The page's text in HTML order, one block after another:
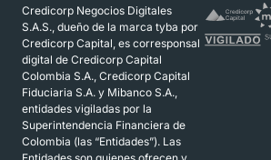
Credicorp Negocios Digitales
S.A.S., dueño de la marca tyba por
Credicorp Capital, es corresponsal
digital de Credicorp Capital
Colombia S.A., Credicorp Capital
Fiduciaria S.A. y Mibanco S.A.,
entidades vigiladas por la
Superintendencia Financiera de
Colombia (las “Entidades”). Las